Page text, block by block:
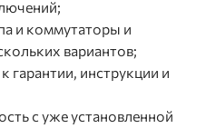
и коммутаторы и
вариантов;
гарантии, инструкции и
с уже установленной